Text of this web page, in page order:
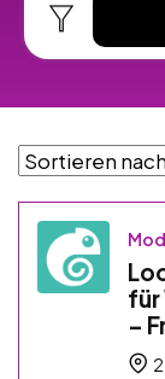
für
–